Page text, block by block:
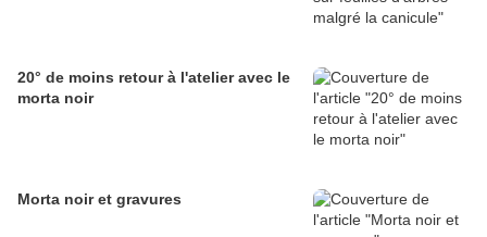
20° de moins retour à l'atelier avec le
morta noir
Morta noir et gravures